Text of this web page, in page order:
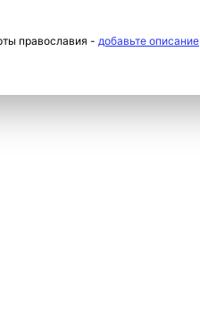
православия - добавьте описание